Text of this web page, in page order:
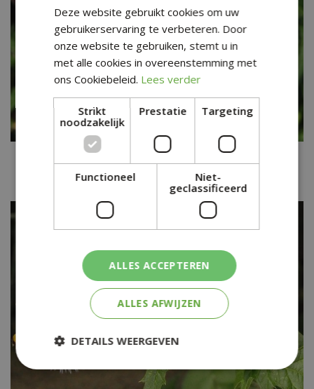
Kogeldistel
Echinops bannaticus 'Blue Globe'
Deze website gebruikt cookies om uw
gebruikerservaring te verbeteren. Door
onze website te gebruiken, stemt u in
met alle cookies in overeenstemming met
ons Cookiebeleid. Lees verder
Strikt
noodzakelijk
Prestatie Targeting
Functioneel
Niet-
geclassificeerd
ALLES ACCEPTEREN
ALLES AFWIJZEN
DETAILS WEERGEVEN